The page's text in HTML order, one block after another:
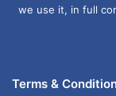
we use it, in full
Terms &